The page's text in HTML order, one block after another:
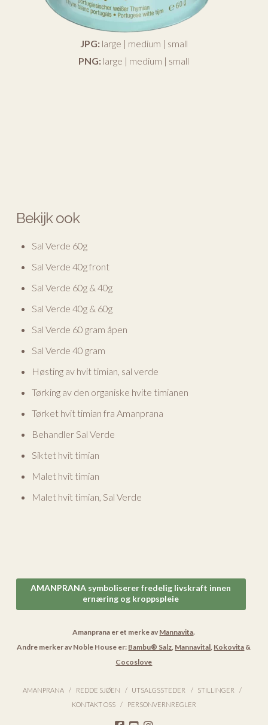
JPG: large | medium | small
PNG: large | medium | small
Bekijk ook
Sal Verde 60g
Sal Verde 40g front
Sal Verde 60g & 40g
Sal Verde 40g & 60g
Sal Verde 60 gram åpen
Sal Verde 40 gram
Høsting av hvit timian, sal verde
Tørking av den organiske hvite timianen
Tørket hvit timian fra Amanprana
Behandler Sal Verde
Siktet hvit timian
Malet hvit timian
Malet hvit timian, Sal Verde
AMANPRANA symboliserer fredelig livskraft innen
ernæring og kroppspleie
Amanprana er et merke av Mannavita.
Andre merker av Noble House er: Bambu® Salz Mannavital Kokovita &
Cocoslove
AMANPRANA REDDE SJØEN UTSALGSSTEDER
STILLINGER
KONTAKT OSS
PERSONVERNREGLER